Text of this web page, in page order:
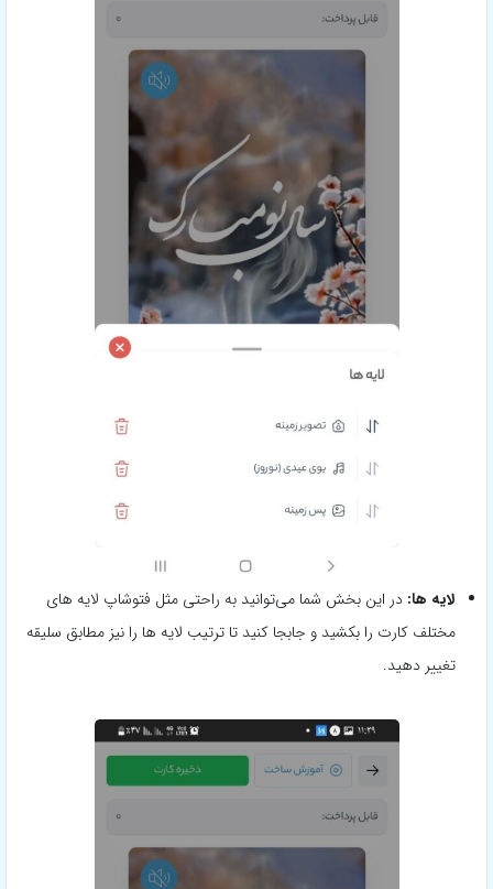
لایه ها: در این بخش شما می‌توانید به راحتی مثل فتوشاپ لایه های
مختلف کارت را بکشید و جابجا کنید تا ترتیب لایه ها را نیز مطابق سلیقه
تغییر دهید.